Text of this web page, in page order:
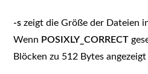
-szeigt die Größe der Dateien
Wenn POSIXLY_CORRECT
Blöcken zu 512 Bytes angezeigt